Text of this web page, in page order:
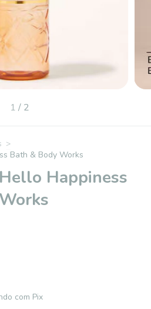
1 / 2
>
Bath & Body Works
Happiness
com Pix